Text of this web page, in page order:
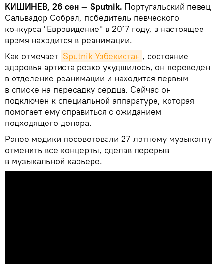
КИШИНЕВ, 26 сен — Sputnik. Португальский певец
Сальвадор Собрал, победитель певческого
конкурса "Евровидение" в 2017 году, в настоящее
время находится в реанимации.
Как отмечает Sputnik Узбекистан , состояние
здоровья артиста резко ухудшилось, он переведен
в отделение реанимации и находится первым
в списке на пересадку сердца. Сейчас он
подключен к специальной аппаратуре, которая
помогает ему справиться с ожиданием
подходящего донора.
Ранее медики посоветовали 27-летнему музыканту
отменить все концерты, сделав перерыв
в музыкальной карьере.